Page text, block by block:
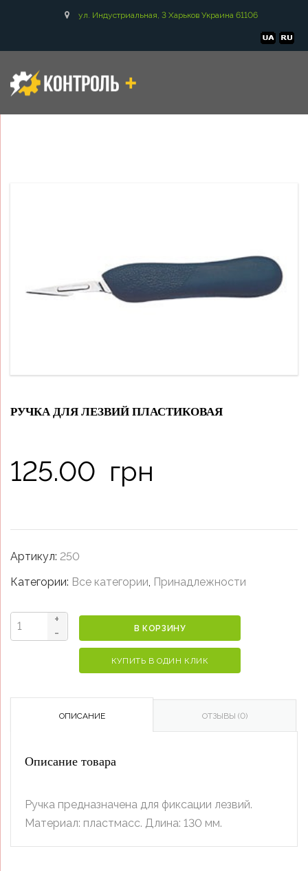
ул. Индустриальная, 3 Харьков Украина 61106
РУЧКА ДЛЯ ЛЕЗВИЙ ПЛАСТИКОВАЯ
125.00 грн
Артикул: 250
Категории: Все категории Принадлежности
Количество
+
-
В КОРЗИНУ
КУПИТЬ В ОДИН КЛИК
ОПИСАНИЕ ОТЗЫВЫ (0)
Описание товара
Ручка предназначена для фиксации лезвий.
Материал: пластмасс. Длина: 130 мм.